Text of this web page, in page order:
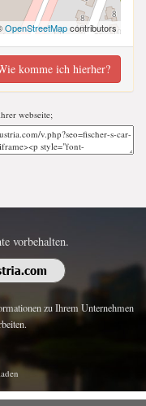
OpenStreetMapcontributors
komme ich hierher?
webseite;
vorbehalten.
zu Ihrem Unternehmen